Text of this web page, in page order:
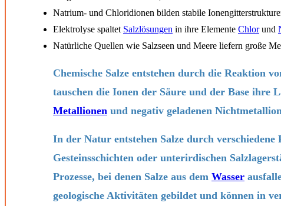
Natrium- und Chloridionen bilden stabile
Elektrolyse spaltet Salzlösungen in ihre Elemente Chlorund
Natürliche Quellen wie Salzseen und Meere liefern große
Chemische Salze entstehen durch die Reaktion
tauschen die Ionen der Säure und der Base ihre
Metallionen und negativ geladenen
In der Natur entstehen Salze durch verschiedene
Gesteinsschichten oder unterirdischen
Prozesse, bei denen Salze aus dem Wasser
geologische Aktivitäten gebildet und können in